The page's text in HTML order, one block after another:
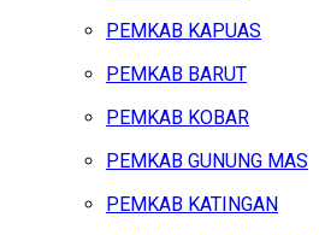
PEMKAB KAPUAS
PEMKAB BARUT
PEMKAB KOBAR
PEMKAB GUNUNG MAS
PEMKAB KATINGAN